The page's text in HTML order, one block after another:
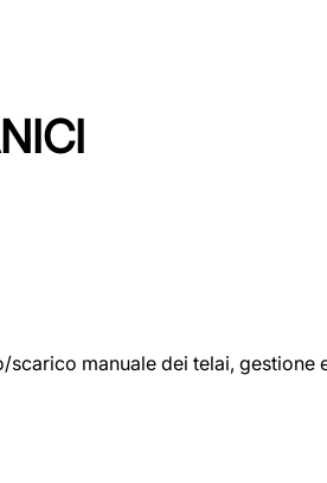
manuale dei telai,